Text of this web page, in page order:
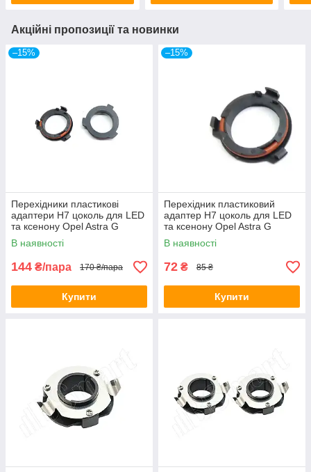
Акційні пропозиції та новинки
–15%
Перехідники пластикові
адаптери H7 цоколь для LED
та ксенону Opel Astra G
(150012)
В наявності
144 ₴/пара 170 ₴/пара
Купити
–15%
Перехідник пластиковий
адаптер H7 цоколь для LED
та ксенону Opel Astra G
(150012)
В наявності
72 ₴ 85 ₴
Купити